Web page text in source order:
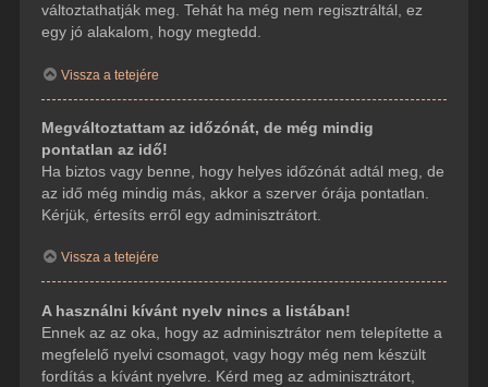
változtathatják meg. Tehát ha még nem regisztráltál, ez
egy jó alakalom, hogy megtedd.
Vissza a tetejére
Megváltoztattam az időzónát, de még mindig
pontatlan az idő!
Ha biztos vagy benne, hogy helyes időzónát adtál meg, de
az idő még mindig más, akkor a szerver órája pontatlan.
Kérjük, értesíts erről egy adminisztrátort.
Vissza a tetejére
A használni kívánt nyelv nincs a listában!
Ennek az az oka, hogy az adminisztrátor nem telepítette a
megfelelő nyelvi csomagot, vagy hogy még nem készült
fordítás a kívánt nyelvre. Kérd meg az adminisztrátort,